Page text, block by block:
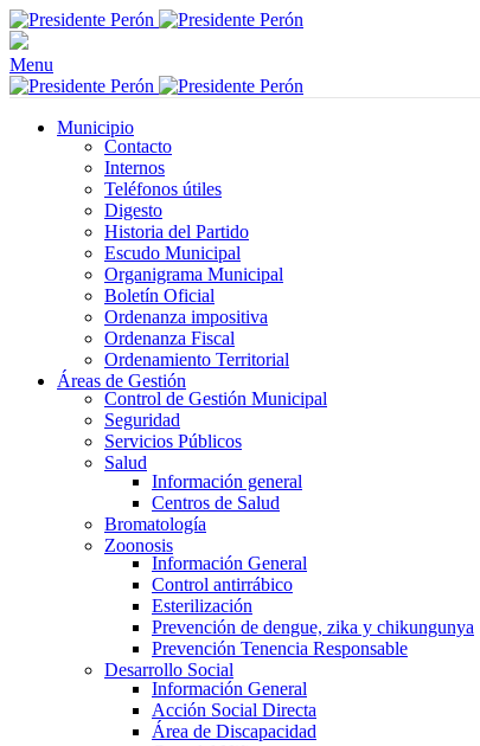
Menu
Municipio
Contacto
Internos
Teléfonos útiles
Digesto
Historia del Partido
Escudo Municipal
Organigrama Municipal
Boletín Oficial
Ordenanza impositiva
Ordenanza Fiscal
Ordenamiento Territorial
Áreas de Gestión
Control de Gestión Municipal
Seguridad
Servicios Públicos
Salud
Información general
Centros de Salud
Bromatología
Zoonosis
Información General
Control antirrábico
Esterilización
Prevención de dengue, zika y chikungunya
Prevención Tenencia Responsable
Desarrollo Social
Información General
Acción Social Directa
Área de Discapacidad